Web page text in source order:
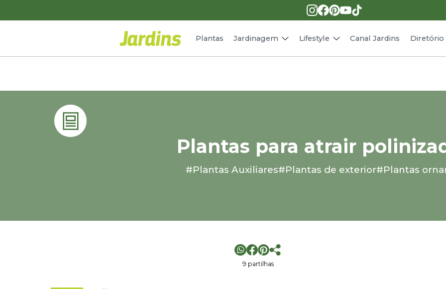
Plantas Jardinagem Lifestyle
Receitas
Canal Jardins Diretório
Plantas para atrair
#Plantas Auxiliares#Plantas de exterior#Plantas
9 partilhas